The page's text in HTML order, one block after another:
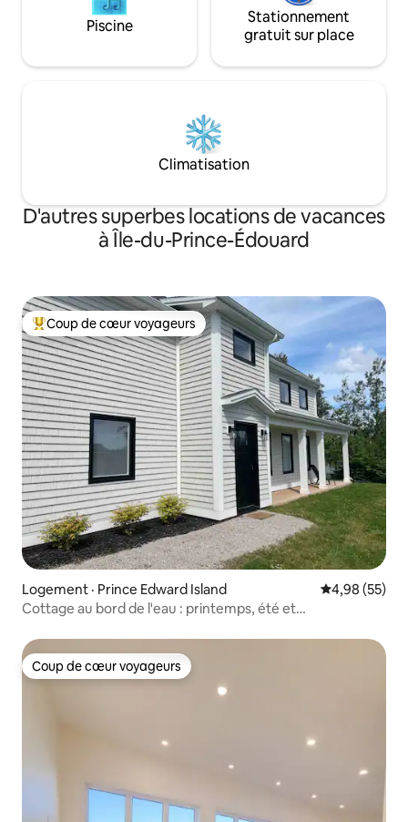
Piscine
Stationnement
gratuit sur place
Climatisation
D'autres superbes locations de vacances
à Île-du-Prince-Édouard
Coup de cœur voyageurs parmi les plus aimés
Coup de cœur voyageurs
Logement · Prince Edward Island Note
4,98 (55)
Cottage au bord de l'eau : printemps, été et
Coup de cœur voyageurs
Coup de cœur voyageurs